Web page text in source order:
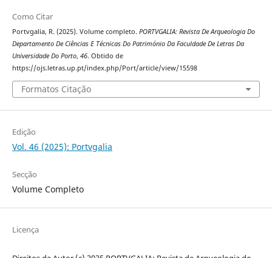
Como Citar
Portvgalia, R. (2025). Volume completo. PORTVGALIA: Revista De Arqueologia Do
Departamento De Ciências E Técnicas Do Património Da Faculdade De Letras Da
Universidade Do Porto, 46. Obtido de
https://ojs.letras.up.pt/index.php/Port/article/view/15598
Formatos Citação
Edição
Vol. 46 (2025): Portvgalia
Secção
Volume Completo
Licença